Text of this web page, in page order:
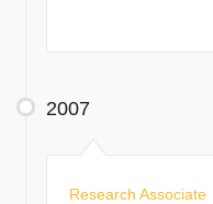
2007
Research Associate